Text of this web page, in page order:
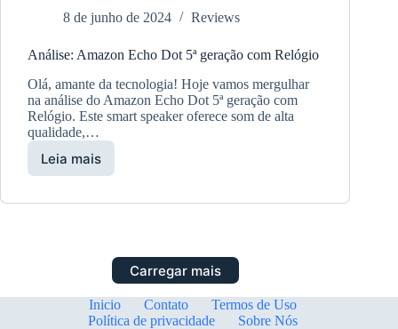
ajustável
e
8 de junho de 2024 Reviews
Análise: Amazon Echo Dot 5ª geração com Relógio
Olá, amante da tecnologia! Hoje vamos mergulhar
na análise do Amazon Echo Dot 5ª geração com
Relógio. Este smart speaker oferece som de alta
qualidade,…
Leia mais
Análise:
Echo
Relógio
Carregar mais
Inicio Contato
Termos de Uso
Política de privacidade
Sobre Nós